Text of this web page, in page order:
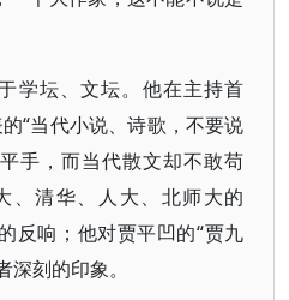
学坛、文坛。他在主持首
“当代小说、诗歌，不要说
手，而当代散文却不敢苟
、清华、人大、北师大的
反响；他对贾平凹的“贾九
刻的印象。